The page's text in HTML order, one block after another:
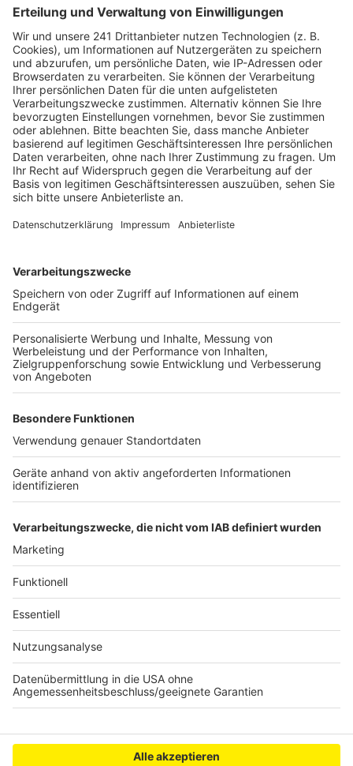
vielseitiger Künstler er sein kann. Denn Malones Musik
ist Hip-Hop, Pop, R&B, Rap-Rock und Cloud-Rap. Die
New York Times bezeichnet ihn nicht ohne Grund als
"einen Künstler, der die Grenze zwischen Gesang und
Rap, Hip-Hop und gespenstischem Elektro-Folk
überschreitet". Wer sich davon ein Bild machen
möchte: "Chemical" ist eines dieser vielsagenden
Malone-Beispiele dafür.
Anzeige
Zustimmung, um den YouTube
Video-Service zu laden!
Wir verwenden einen Service eines
Drittanbieters, um Videoinhalte
einzubetten. Dieser Service kann
sammeln. Bitte lesen Sie die
Details durch und stimmen Sie der
Nutzung des Service zu, um dieses
Video anzusehen.
Akzeptieren
"Chemical" lautet die neue Single von US-Popstar und
-Rapper Post Malone. Hier hört ihr sie in voller Länge.
Anzeige
Anzeige